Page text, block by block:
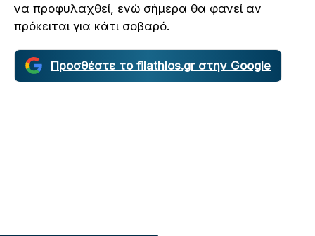
να προφυλαχθεί, ενώ σήμερα θα φανεί αν
πρόκειται για κάτι σοβαρό.
Προσθέστε το filathlos.gr στην Google